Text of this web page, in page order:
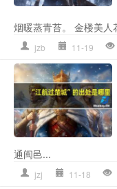
烟暖蒸青苔。 金楼美
jzb 11-19
通闽邑...
jzj 11-18